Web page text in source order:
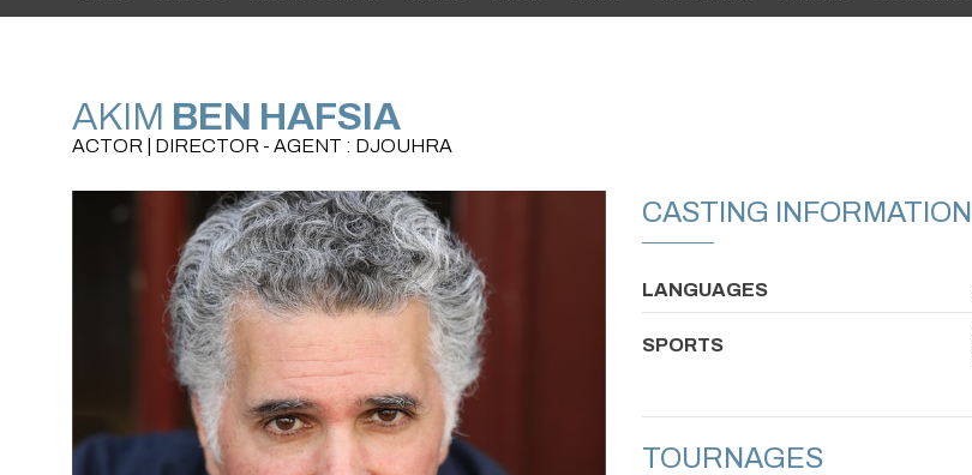
AKIM BEN HAFSIA
ACTOR | DIRECTOR - AGENT : DJOUHRA
CASTING INFORMATION
LANGUAGES
SPORTS
TOURNAGES